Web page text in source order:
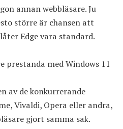
annan webbläsare. Ju
större är chansen att
Edge vara standard.
prestanda med Windows 11
av de konkurrerande
Vivaldi, Opera eller andra,
gjort samma sak.